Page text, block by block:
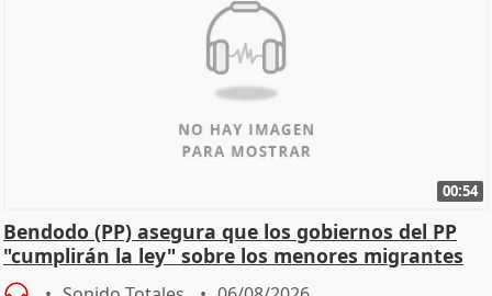
00:54
Bendodo (PP) asegura que los gobiernos del PP
"cumplirán la ley" sobre los menores migrantes